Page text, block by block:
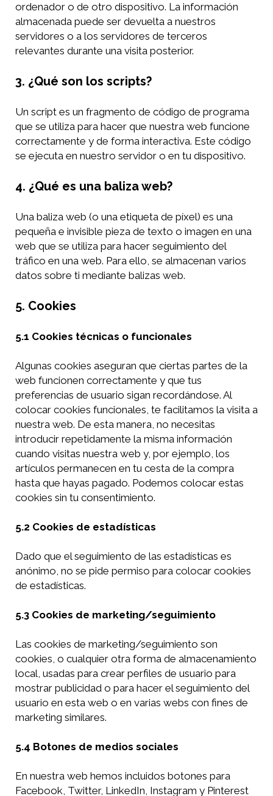
ordenador o de otro dispositivo. La información
almacenada puede ser devuelta a nuestros
servidores o a los servidores de terceros
relevantes durante una visita posterior.
3. ¿Qué son los scripts?
Un script es un fragmento de código de programa
que se utiliza para hacer que nuestra web funcione
correctamente y de forma interactiva. Este código
se ejecuta en nuestro servidor o en tu dispositivo.
4. ¿Qué es una baliza web?
Una baliza web (o una etiqueta de píxel) es una
pequeña e invisible pieza de texto o imagen en una
web que se utiliza para hacer seguimiento del
tráfico en una web. Para ello, se almacenan varios
datos sobre ti mediante balizas web.
5. Cookies
5.1 Cookies técnicas o funcionales
Algunas cookies aseguran que ciertas partes de la
web funcionen correctamente y que tus
preferencias de usuario sigan recordándose. Al
colocar cookies funcionales, te facilitamos la visita a
nuestra web. De esta manera, no necesitas
introducir repetidamente la misma información
cuando visitas nuestra web y, por ejemplo, los
artículos permanecen en tu cesta de la compra
hasta que hayas pagado. Podemos colocar estas
cookies sin tu consentimiento.
5.2 Cookies de estadísticas
Dado que el seguimiento de las estadísticas es
anónimo, no se pide permiso para colocar cookies
de estadísticas.
5.3 Cookies de marketing/seguimiento
Las cookies de marketing/seguimiento son
cookies, o cualquier otra forma de almacenamiento
local, usadas para crear perfiles de usuario para
mostrar publicidad o para hacer el seguimiento del
usuario en esta web o en varias webs con fines de
marketing similares.
5.4 Botones de medios sociales
En nuestra web hemos incluidos botones para
Facebook, Twitter, LinkedIn, Instagram y Pinterest